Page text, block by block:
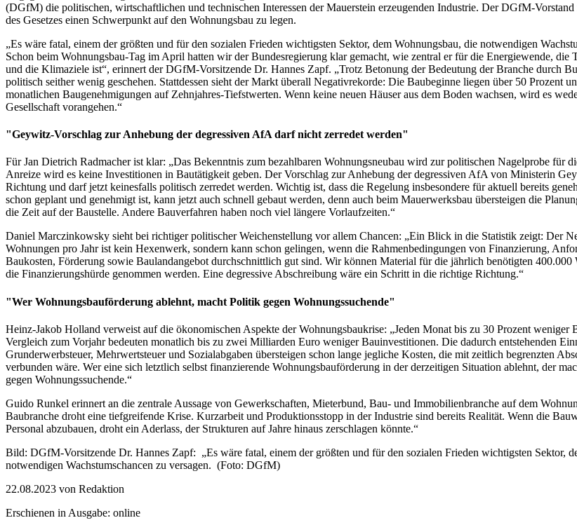
(DGfM) die politischen, wirtschaftlichen und technischen Interessen der Mauerstein erzeugenden Industrie. Der DGfM-
des Gesetzes einen Schwerpunkt auf den Wohnungsbau zu legen.
„Es wäre fatal, einem der größten und für den sozialen Frieden wichtigsten Sektor, dem Wohnungsbau, die notwendigen
Schon beim Wohnungsbau-Tag im April hatten wir der Bundesregierung klar gemacht, wie zentral er für die Energiewende, die
und die Klimaziele ist“, erinnert der DGfM-Vorsitzende Dr. Hannes Zapf. „Trotz Betonung der Bedeutung der Branche durch
politisch seither wenig geschehen. Stattdessen sieht der Markt überall Negativrekorde: Die Baubeginne liegen über 50 Prozent
monatlichen Baugenehmigungen auf Zehnjahres-Tiefstwerten. Wenn keine neuen Häuser aus dem Boden wachsen, wird es
Gesellschaft vorangehen.“
"Geywitz-Vorschlag zur Anhebung der degressiven AfA darf nicht zerredet werden"
Für Jan Dietrich Radmacher ist klar: „Das Bekenntnis zum bezahlbaren Wohnungsneubau wird zur politischen Nagelprobe für
Anreize wird es keine Investitionen in Bautätigkeit geben. Der Vorschlag zur Anhebung der degressiven AfA von Ministerin
Richtung und darf jetzt keinesfalls politisch zerredet werden. Wichtig ist, dass die Regelung insbesondere für aktuell bereits
schon geplant und genehmigt ist, kann jetzt auch schnell gebaut werden, denn auch beim Mauerwerksbau übersteigen die
die Zeit auf der Baustelle. Andere Bauverfahren haben noch viel längere Vorlaufzeiten.“
Daniel Marczinkowsky sieht bei richtiger politischer Weichenstellung vor allem Chancen: „Ein Blick in die Statistik zeigt: Der
Wohnungen pro Jahr ist kein Hexenwerk, sondern kann schon gelingen, wenn die Rahmenbedingungen von Finanzierung,
Baukosten, Förderung sowie Baulandangebot durchschnittlich gut sind. Wir können Material für die jährlich benötigten 400.000
die Finanzierungshürde genommen werden. Eine degressive Abschreibung wäre ein Schritt in die richtige Richtung.“
"Wer Wohnungsbauförderung ablehnt, macht Politik gegen Wohnungssuchende"
Heinz-Jakob Holland verweist auf die ökonomischen Aspekte der Wohnungsbaukrise: „Jeden Monat bis zu 30 Prozent weniger
Vergleich zum Vorjahr bedeuten monatlich bis zu zwei Milliarden Euro weniger Bauinvestitionen. Die dadurch entstehenden
Grunderwerbsteuer, Mehrwertsteuer und Sozialabgaben übersteigen schon lange jegliche Kosten, die mit zeitlich begrenzten
verbunden wäre. Wer eine sich letztlich selbst finanzierende Wohnungsbauförderung in der derzeitigen Situation ablehnt, der
gegen Wohnungssuchende.“
Guido Runkel erinnert an die zentrale Aussage von Gewerkschaften, Mieterbund, Bau- und Immobilienbranche auf dem
Baubranche droht eine tiefgreifende Krise. Kurzarbeit und Produktionsstopp in der Industrie sind bereits Realität. Wenn die
Personal abzubauen, droht ein Aderlass, der Strukturen auf Jahre hinaus zerschlagen könnte.“
Bild: DGfM-Vorsitzende Dr. Hannes Zapf: „Es wäre fatal, einem der größten und für den sozialen Frieden wichtigsten Sektor,
notwendigen Wachstumschancen zu versagen. (Foto: DGfM)
22.08.2023 von Redaktion
Erschienen in Ausgabe: online